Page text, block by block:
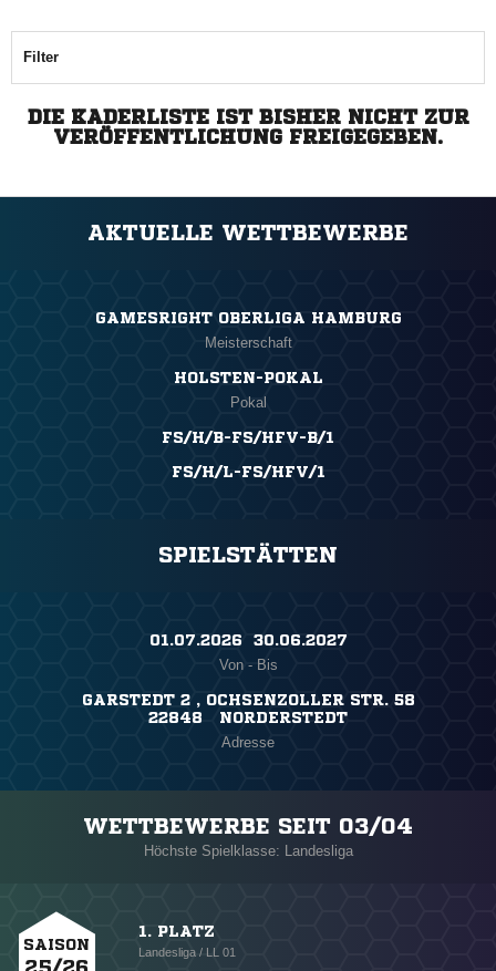
Filter
DIE KADERLISTE IST BISHER NICHT ZUR
VERÖFFENTLICHUNG FREIGEGEBEN.
AKTUELLE WETTBEWERBE
GAMESRIGHT OBERLIGA HAMBURG
Meisterschaft
HOLSTEN-POKAL
Pokal
FS/H/B-FS/HFV-B/1
FS/H/L-FS/HFV/1
SPIELSTÄTTEN
01.07.2026 ​ 30.06.2027
Von - Bis
GARSTEDT 2 , OCHSENZOLLER STR. 58
22848 NORDERSTEDT
Adresse
WETTBEWERBE SEIT 03/04
Höchste Spielklasse: Landesliga
SAISON
1. PLATZ
Landesliga / LL 01